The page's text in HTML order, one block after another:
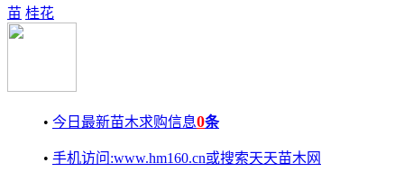
苗 桂花
• 今日最新苗木求购信息0条
• 手机访问:www.hm160.cn或搜索天天苗木网